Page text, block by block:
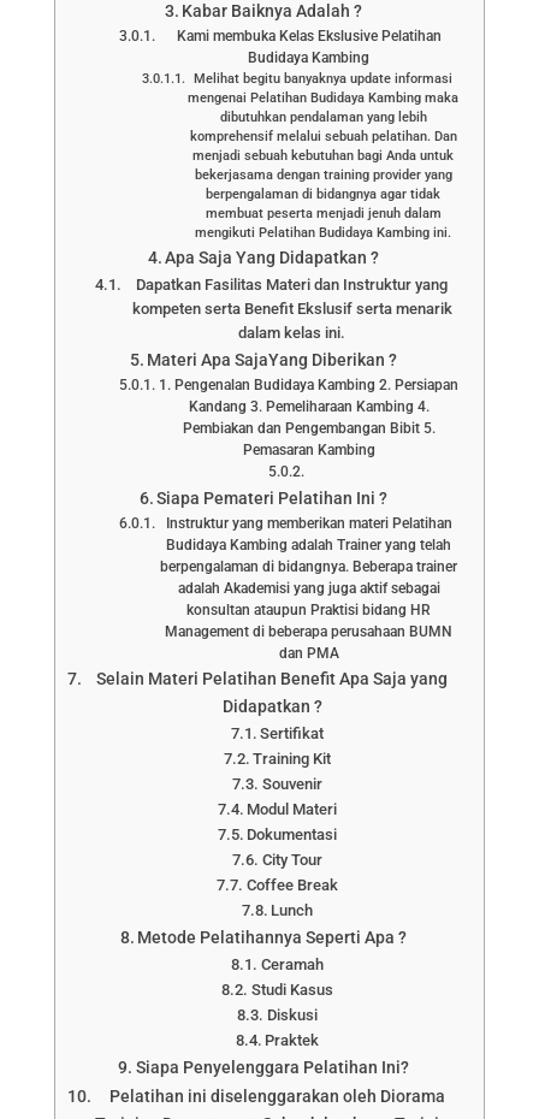
Kabar Baiknya Adalah ?
Kami membuka Kelas Ekslusive Pelatihan
Budidaya Kambing
Melihat begitu banyaknya update informasi
mengenai Pelatihan Budidaya Kambing maka
dibutuhkan pendalaman yang lebih
komprehensif melalui sebuah pelatihan. Dan
menjadi sebuah kebutuhan bagi Anda untuk
bekerjasama dengan training provider yang
berpengalaman di bidangnya agar tidak
membuat peserta menjadi jenuh dalam
mengikuti Pelatihan Budidaya Kambing ini.
Apa Saja Yang Didapatkan ?
Dapatkan Fasilitas Materi dan Instruktur yang
kompeten serta Benefit Ekslusif serta menarik
dalam kelas ini.
Materi Apa SajaYang Diberikan ?
1. Pengenalan Budidaya Kambing 2. Persiapan
Kandang 3. Pemeliharaan Kambing 4.
Pembiakan dan Pengembangan Bibit 5.
Pemasaran Kambing
Siapa Pemateri Pelatihan Ini ?
Instruktur yang memberikan materi Pelatihan
Budidaya Kambing adalah Trainer yang telah
berpengalaman di bidangnya. Beberapa trainer
adalah Akademisi yang juga aktif sebagai
konsultan ataupun Praktisi bidang HR
Management di beberapa perusahaan BUMN
dan PMA
Selain Materi Pelatihan Benefit Apa Saja yang
Didapatkan ?
Sertifikat
Training Kit
Souvenir
Modul Materi
Dokumentasi
City Tour
Coffee Break
Lunch
Metode Pelatihannya Seperti Apa ?
Ceramah
Studi Kasus
Diskusi
Praktek
Siapa Penyelenggara Pelatihan Ini?
Pelatihan ini diselenggarakan oleh Diorama